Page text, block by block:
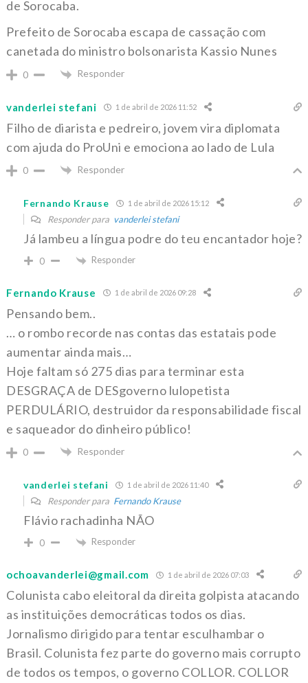
de Sorocaba.
Prefeito de Sorocaba escapa de cassação com
canetada do ministro bolsonarista Kassio Nunes
0 Responder
vanderlei stefani 1 de abril de 2026 11:52
Filho de diarista e pedreiro, jovem vira diplomata
com ajuda do ProUni e emociona ao lado de Lula
0 Responder
Fernando Krause 1 de abril de 2026 15:12
Responder para vanderlei stefani
Já lambeu a língua podre do teu encantador hoje?
0 Responder
Fernando Krause 1 de abril de 2026 09:28
Pensando bem..
… o rombo recorde nas contas das estatais pode
aumentar ainda mais…
Hoje faltam só 275 dias para terminar esta
DESGRAÇA de DESgoverno lulopetista
PERDULÁRIO, destruidor da responsabilidade fiscal
e saqueador do dinheiro público!
0 Responder
vanderlei stefani 1 de abril de 2026 11:40
Responder para Fernando Krause
Flávio rachadinha NÃO
0 Responder
ochoavanderlei@gmail.com 1 de abril de 2026 07:03
Colunista cabo eleitoral da direita golpista atacando
as instituições democráticas todos os dias.
Jornalismo dirigido para tentar esculhambar o
Brasil. Colunista fez parte do governo mais corrupto
de todos os tempos, o governo COLLOR. COLLOR